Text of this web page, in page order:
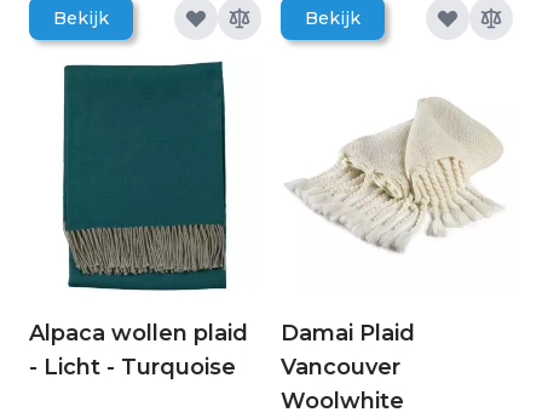
Bekijk Bekijk
Alpaca wollen plaid
- Licht - Turquoise
Damai Plaid
Vancouver
Woolwhite